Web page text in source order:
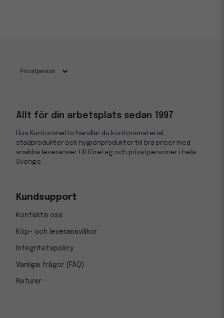
Allt för din arbetsplats sedan 1997
Hos Kontorsnetto handlar du kontorsmaterial,
städprodukter och hygienprodukter till bra priser med
snabba leveranser till företag och privatpersoner i hela
Sverige.
Kundsupport
Kontakta oss
Köp- och leveransvillkor
Integritetspolicy
Vanliga frågor (FAQ)
Returer